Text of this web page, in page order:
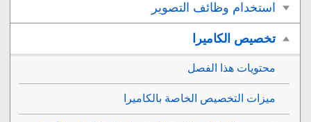
استخدام وظائف التصوير
تخصيص الكاميرا
محتويات هذا الفصل
ميزات التخصيص الخاصة بالكاميرا